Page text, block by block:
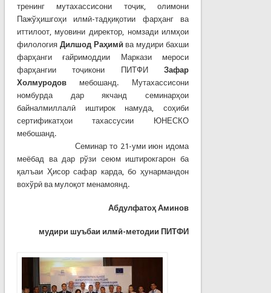
тренинг мутахассисони тоҷик, олимони
Пажўҳишгоҳи илмӣ-тадқиқотии фарҳанг ва
иттилоот, муовини директор, номзади илмҳои
филология Дилшод Раҳимӣ ва мудири бахши
фарҳанги ғайримоддии Маркази мероси
фарҳангии тоҷикони ПИТФИЗафар
Холмуродовмебошанд. Мутахассисони
номбурда дар якчанд семинарҳои
байналмиллалӣ иштирок намуда, соҳиби
сертификатҳои тахассусии ЮНЕСКО
мебошанд.
Семинар то 21-уми июн идома
меёбад ва дар рўзи сеюм иштирокгарон ба
қалъаи Ҳисор сафар карда, бо ҳунармандон
вохўрӣ ва мулоқот менамоянд.
Абдулфатоҳ Аминов
мудири шуъбаи илмӣ-методии ПИТФИ